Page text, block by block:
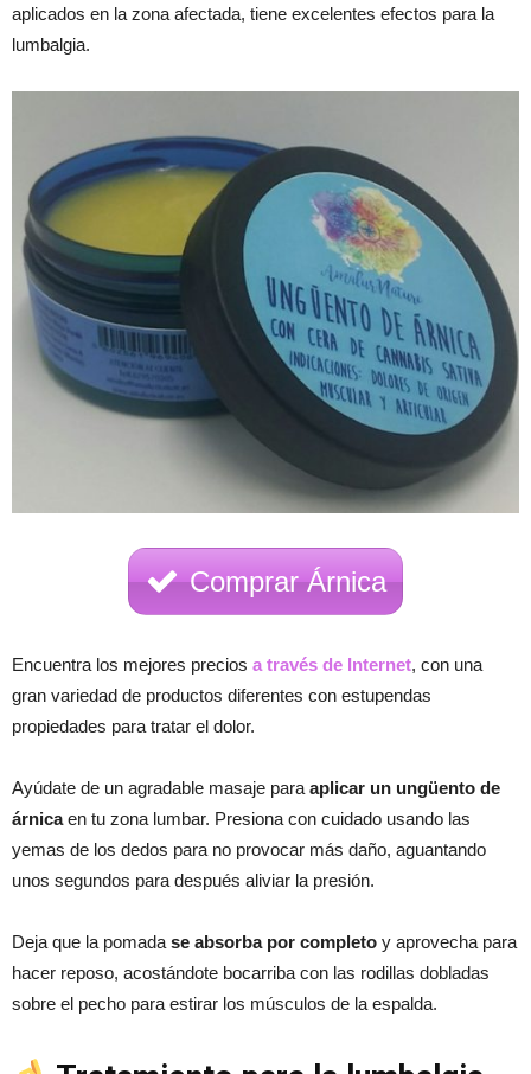
aplicados en la zona afectada, tiene excelentes efectos para la
lumbalgia.
Comprar Árnica
Encuentra los mejores precios a través de Internet, con una
gran variedad de productos diferentes con estupendas
propiedades para tratar el dolor.
Ayúdate de un agradable masaje para aplicar un ungüento de
árnicaen tu zona lumbar. Presiona con cuidado usando las
yemas de los dedos para no provocar más daño, aguantando
unos segundos para después aliviar la presión.
Deja que la pomada se absorba por completo y aprovecha para
hacer reposo, acostándote bocarriba con las rodillas dobladas
sobre el pecho para estirar los músculos de la espalda.